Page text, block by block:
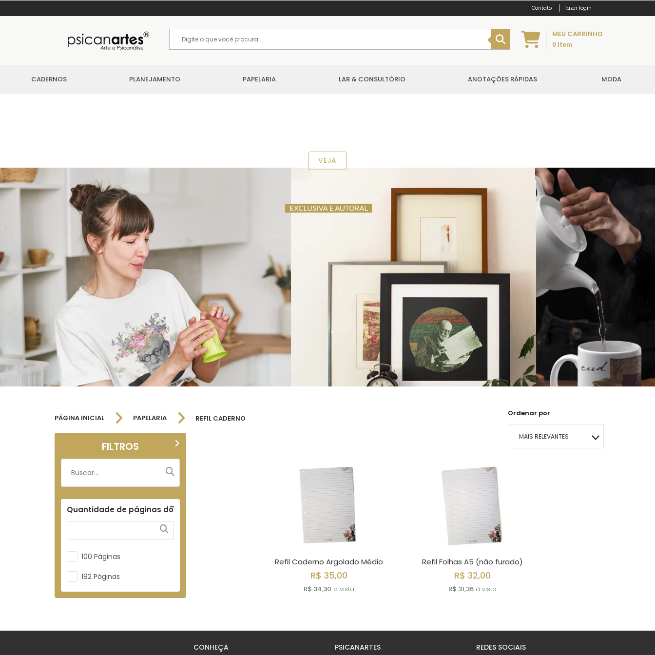
Fazer login
MEU CARRINHO
0 Item
CADERNOS PLANEJAMENTO PAPELARIA LAR & CONSULTÓRIO ANOTAÇÕES RÁPIDAS MODA
VEJA
PÁGINA INICIAL PAPELARIA REFIL CADERNO
Ordenar por
MAIS RELEVANTES
FILTROS
Quantidade de páginas do
refil
100 Páginas
192 Páginas
Refil Caderno Argolado Médio
R$ 35,00
R$ 34,30 à vista
Refil Folhas A5 (não furado)
R$ 32,00
R$ 31,36 à vista
CONHEÇA PSICANARTES REDES SOCIAIS